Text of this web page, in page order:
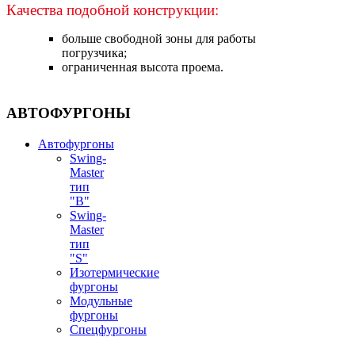
Качества подобной конструкции:
больше свободной зоны для работы
погрузчика;
ограниченная высота проема.
АВТОФУРГОНЫ
Автофургоны
Swing-
Master
тип
"B"
Swing-
Master
тип
"S"
Изотермические
фургоны
Модульные
фургоны
Спецфургоны